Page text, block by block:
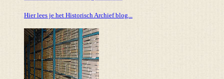
Hier lees je het Historisch Archief blog...